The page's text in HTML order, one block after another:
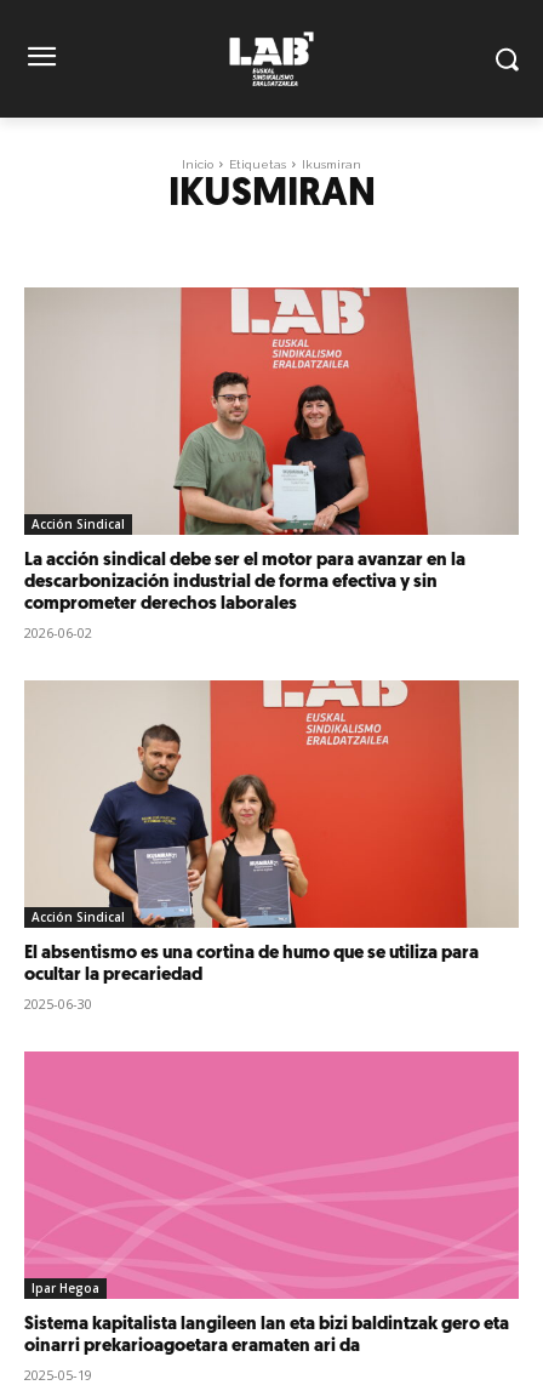
Inicio Etiquetas Ikusmiran
IKUSMIRAN
Acción Sindical
La acción sindical debe ser el motor para avanzar en la
descarbonización industrial de forma efectiva y sin
comprometer derechos laborales
2026-06-02
Acción Sindical
El absentismo es una cortina de humo que se utiliza para
ocultar la precariedad
2025-06-30
Ipar Hegoa
Sistema kapitalista langileen lan eta bizi baldintzak gero eta
oinarri prekarioagoetara eramaten ari da
2025-05-19